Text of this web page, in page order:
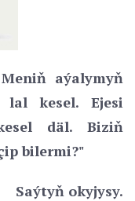
aýalymyň
lal kesel. Ejesi
däl. Biziň
bilermi?"
Saýtyň okyjysy.